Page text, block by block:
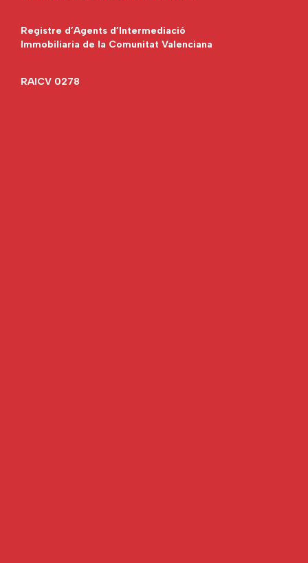
Registre d’Agents d’Intermediació
Immobiliaria de la Comunitat Valenciana
RAICV 0278